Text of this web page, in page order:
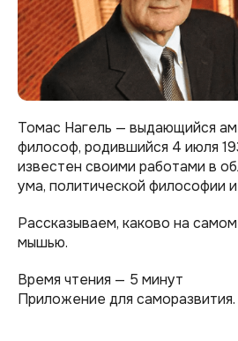
Томас Нагель — выдающийся
философ, родившийся 4 июля
известен своими работами в
ума, политической философии и
Рассказываем, каково на
мышью.
Время чтения — 5 минут
Приложение для саморазвития.